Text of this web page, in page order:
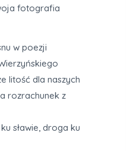
fotografia
w poezji
litość dla naszych
rozrachunek z
sławie, droga ku